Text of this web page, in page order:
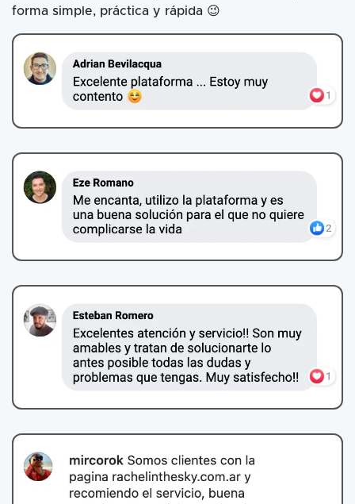
forma simple, práctica y rápida 😉